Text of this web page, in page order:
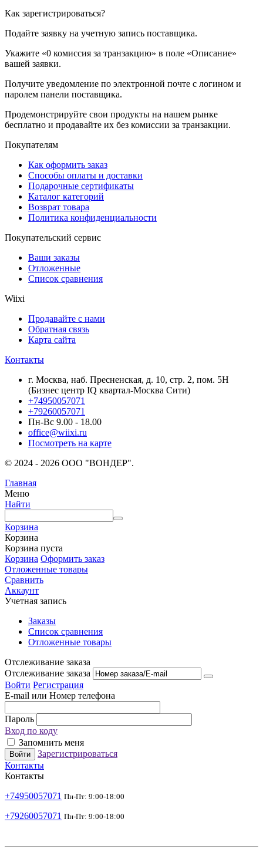
Как зарегистрироваться?
Подайте заявку на учетную запись поставщика.
Укажите «0 комиссия за транзакцию» в поле «Описание»
вашей заявки.
Получите уведомление по электронной почте с логином и
паролем панели поставщика.
Продемонстрируйте свои продукты на нашем рынке
бесплатно и продавайте их без комиссии за транзакции.
Покупателям
Как оформить заказ
Способы оплаты и доставки
Подарочные сертификаты
Каталог категорий
Возврат товара
Политика конфиденциальности
Покупательский сервис
Ваши заказы
Отложенные
Список сравнения
Wiixi
Продавайте с нами
Обратная связь
Карта сайта
Контакты
г. Москва, наб. Пресненская, д. 10, стр. 2, пом. 5Н
(Бизнес центр IQ квартал-Москва Сити)
+74950057071
+79260057071
Пн-Вс 9.00 - 18.00
office@wiixi.ru
Посмотреть на карте
© 2024 - 2026 ООО "ВОНДЕР".
Главная
Меню
Найти
Корзина
Корзина
Корзина пуста
Корзина Оформить заказ
Отложенные товары
Сравнить
Аккаунт
Учетная запись
Заказы
Список сравнения
Отложенные товары
Отслеживание заказа
Отслеживание заказа
Войти Регистрация
E-mail или Номер телефона
Пароль
Вход по коду
Запомнить меня
Войти
Зарегистрироваться
Контакты
Контакты
+74950057071 Пн-Пт: 9:00-18:00
+79260057071 Пн-Пт: 9:00-18:00